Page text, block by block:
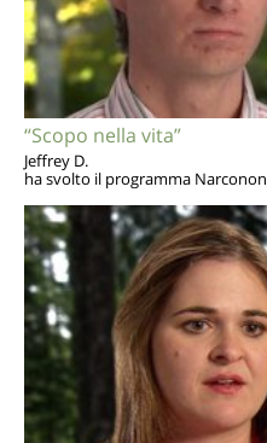
“Scopo nella vita”
Jeffrey D.
ha svolto il programma Narconon